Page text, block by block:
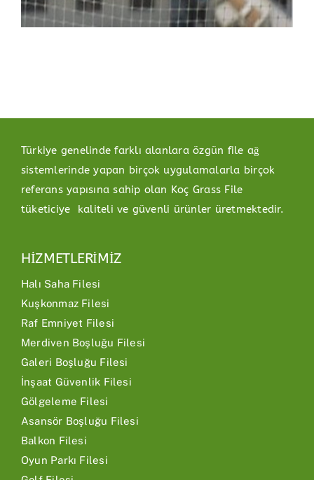
Türkiye genelinde farklı alanlara özgün file ağ
sistemlerinde yapan birçok uygulamalarla birçok
referans yapısına sahip olan Koç Grass File
tüketiciye kaliteli ve güvenli ürünler üretmektedir.
HİZMETLERİMİZ
Halı Saha Filesi
Kuşkonmaz Filesi
Raf Emniyet Filesi
Merdiven Boşluğu Filesi
Galeri Boşluğu Filesi
İnşaat Güvenlik Filesi
Gölgeleme Filesi
Asansör Boşluğu Filesi
Balkon Filesi
Oyun Parkı Filesi